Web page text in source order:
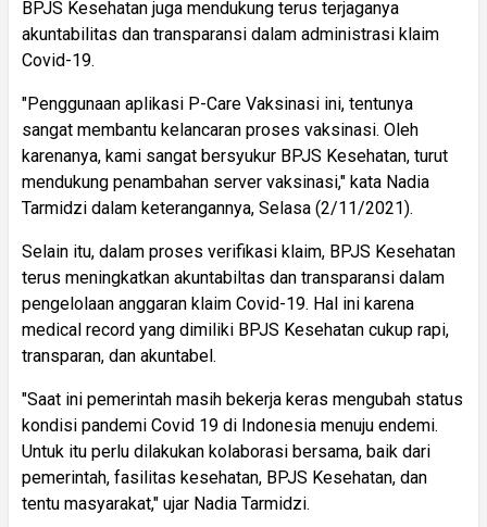
BPJS Kesehatan juga mendukung terus terjaganya
akuntabilitas dan transparansi dalam administrasi klaim
Covid-19.
"Penggunaan aplikasi P-Care Vaksinasi ini, tentunya
sangat membantu kelancaran proses vaksinasi. Oleh
karenanya, kami sangat bersyukur BPJS Kesehatan, turut
mendukung penambahan server vaksinasi," kata Nadia
Tarmidzi dalam keterangannya, Selasa (2/11/2021).
Selain itu, dalam proses verifikasi klaim, BPJS Kesehatan
terus meningkatkan akuntabiltas dan transparansi dalam
pengelolaan anggaran klaim Covid-19. Hal ini karena
medical record yang dimiliki BPJS Kesehatan cukup rapi,
transparan, dan akuntabel.
"Saat ini pemerintah masih bekerja keras mengubah status
kondisi pandemi Covid 19 di Indonesia menuju endemi.
Untuk itu perlu dilakukan kolaborasi bersama, baik dari
pemerintah, fasilitas kesehatan, BPJS Kesehatan, dan
tentu masyarakat," ujar Nadia Tarmidzi.